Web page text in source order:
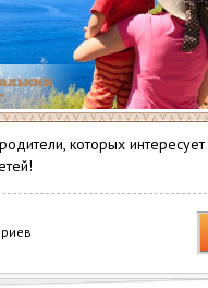
которых